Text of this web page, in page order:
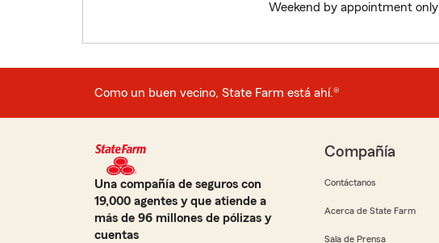
Weekend by appointment only
Como un buen vecino, State Farm está ahí.®
Una compañía de seguros con
19,000 agentes y que atiende a
más de 96 millones de pólizas y
cuentas
Compañía
Contáctanos
Acerca de State Farm
Sala de Prensa